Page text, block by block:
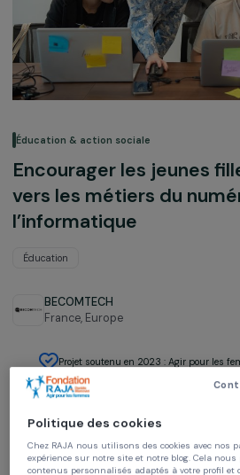
Éducation & action sociale
Encourager les jeunes
vers les métiers du
Éducation
BECOMTECH
France,